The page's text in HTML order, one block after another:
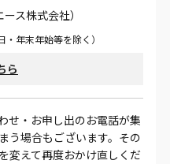
ース株式会社）
年末年始等を除く）
ら
せ・お申し出のお電話が集
う場合もございます。その
変えて再度おかけ直しくだ